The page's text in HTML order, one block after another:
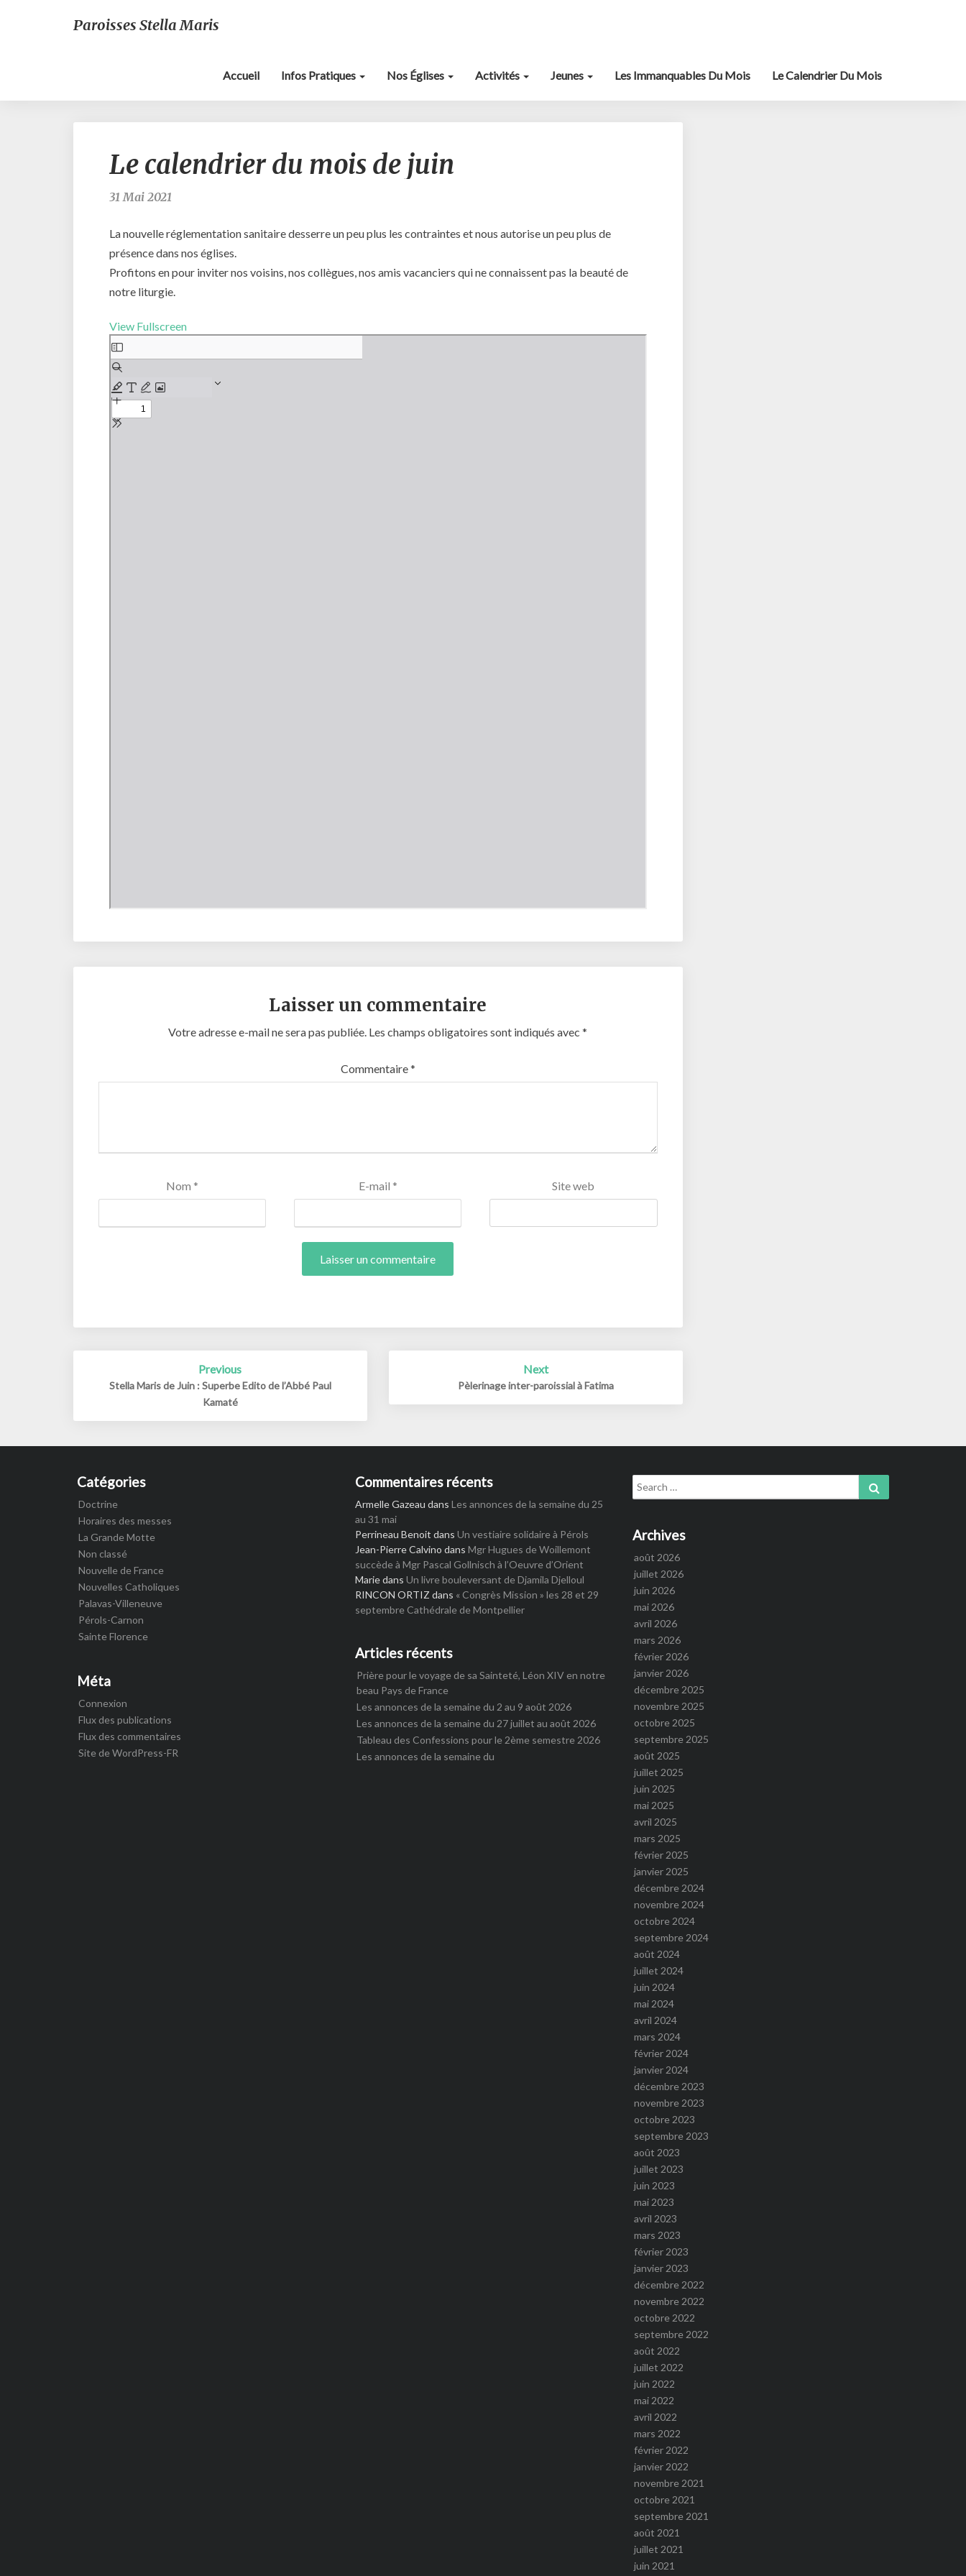
Paroisses Stella Maris
Accueil Infos Pratiques Nos Églises Activités Jeunes Les Immanquables Du Mois Le Calendrier Du Mois
calendrier
du
Le calendrier du mois de juin
31 Mai 2021
La nouvelle réglementation sanitaire desserre un peu plus les contraintes et nous autorise un peu plus de
présence dans nos églises.
Profitons en pour inviter nos voisins, nos collègues, nos amis vacanciers qui ne connaissent pas la beauté de
notre liturgie.
View Fullscreen
Aller
au
contenu
PDF
Laisser un commentaire
Votre adresse e-mail ne sera pas publiée. Les champs obligatoires sont indiqués avec*
Commentaire*
Nom * E-mail * Site web
navigation
Previous
Stella Maris de Juin : Superbe Edito de l’Abbé Paul
Kamaté
Next
Pèlerinage inter-paroissial à Fatima
Catégories
Doctrine
Horaires des messes
La Grande Motte
Non classé
Nouvelle de France
Nouvelles Catholiques
Palavas-Villeneuve
Pérols-Carnon
Sainte Florence
Méta
Connexion
Flux des publications
Flux des commentaires
Site de WordPress-FR
Commentaires récents
Armelle Gazeau dans Les annonces de la semaine du 25
au 31 mai
Perrineau Benoit dans Un vestiaire solidaire à Pérols
Jean-Pierre Calvino dans Mgr Hugues de Woillemont
succède à Mgr Pascal Gollnisch à l’Oeuvre d’Orient
Mariedans Un livre bouleversant de Djamila Djelloul
RINCON ORTIZ dans « Congrès Mission » les 28 et 29
septembre Cathédrale de Montpellier
Articles récents
Prière pour le voyage de sa Sainteté, Léon XIV en notre
beau Pays de France
Les annonces de la semaine du 2 au 9 août 2026
Les annonces de la semaine du 27 juillet au août 2026
Tableau des Confessions pour le 2ème semestre 2026
Les annonces de la semaine du
Search
for:
Archives
août 2026
juillet 2026
juin 2026
mai 2026
avril 2026
mars 2026
février 2026
janvier 2026
décembre 2025
novembre 2025
octobre 2025
septembre 2025
août 2025
juillet 2025
juin 2025
mai 2025
avril 2025
mars 2025
février 2025
janvier 2025
décembre 2024
novembre 2024
octobre 2024
septembre 2024
août 2024
juillet 2024
juin 2024
mai 2024
avril 2024
mars 2024
février 2024
janvier 2024
décembre 2023
novembre 2023
octobre 2023
septembre 2023
août 2023
juillet 2023
juin 2023
mai 2023
avril 2023
mars 2023
février 2023
janvier 2023
décembre 2022
novembre 2022
octobre 2022
septembre 2022
août 2022
juillet 2022
juin 2022
mai 2022
avril 2022
mars 2022
février 2022
janvier 2022
novembre 2021
octobre 2021
septembre 2021
août 2021
juillet 2021
juin 2021